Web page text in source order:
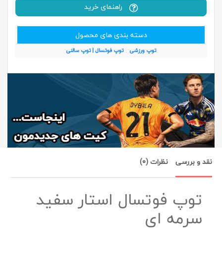
راهنمای خرید
دسته بندی های محصول
توپ ورزشی توپ فوتسال | توپ سالنی
نقد و بررسی نظرات (0)
توپ فوتسال استار سفید
سرمه ای